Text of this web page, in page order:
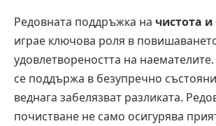
Редовната поддръжка на чистота и
играе ключова роля в
удовлетвореността на
се поддържа в безупречно
веднага забелязват разликата.
почистване не само осигурява